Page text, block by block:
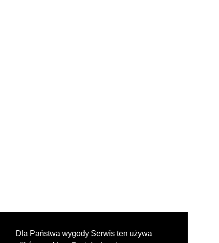
Dla Państwa wygody Serwis ten używa